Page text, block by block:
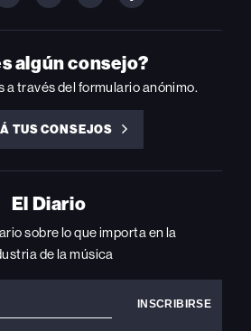
ON
YOUTUBE
ON
YOUTUBE
ON
ON
FACEBOOK
algún consejo?
a través del formulario anónimo.
TUS CONSEJOS
El Diario
sobre lo que importa en la
de la música